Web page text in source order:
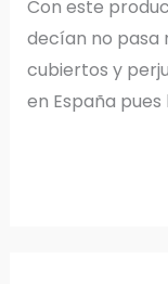
Con este
decían no pasa
cubiertos y
en España